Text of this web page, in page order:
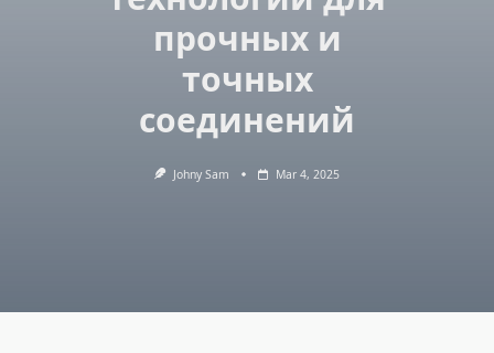
прочных и
точных
соединений
Johny Sam Mar 4, 2025